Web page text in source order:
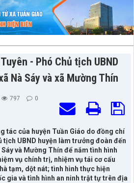
- Phó Chủ tịch UBND
Nà Sáy và xã Mường Thín
797 0
tác của huyện Tuần Giáo do đồng chí
tịch UBND huyện làm trưởng đoàn đến
và Mường Thín để nắm tình hình
vụ chính trị, nhiệm vụ tái cơ cấu
tạm, dột nát; tình hình thực hiện
gia và tình hình an ninh trật tự trên địa